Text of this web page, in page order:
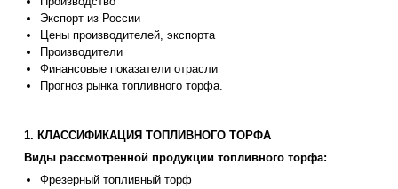
Экспорт из России
Цены производителей, экспорта
Производители
Финансовые показатели отрасли
Прогноз рынка топливного торфа.
1. КЛАССИФИКАЦИЯ ТОПЛИВНОГО ТОРФА
Виды рассмотренной продукции топливного торфа:
Фрезерный топливный торф